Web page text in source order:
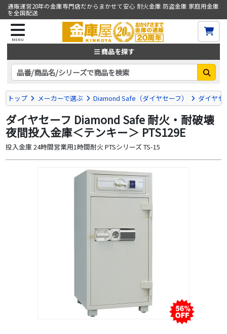
通販運営20年の金庫専門店だからまかせて安心 耐火金庫 防盗金庫 家庭用金庫
を全国配送
MENU
商品を探す
トップ メーカーで選ぶ Diamond Safe（ダイヤセーフ） ダイヤセ
ダイヤセーフ Diamond Safe 耐火・耐破壊
夜間投入金庫＜テンキー＞ PTS129E
投入金庫 24時間営業用1時間耐火 PTSシリーズ TS-15